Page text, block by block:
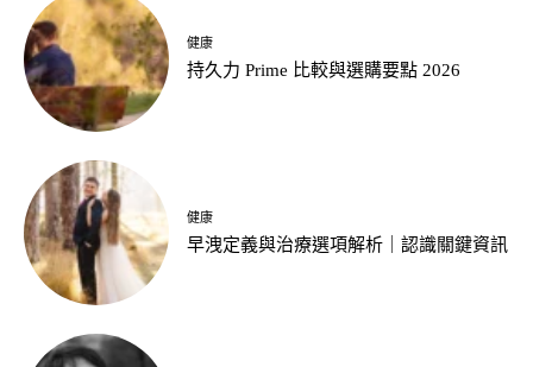
健康
持久力 Prime 比較與選購要點 2026
健康
早洩定義與治療選項解析｜認識關鍵資訊